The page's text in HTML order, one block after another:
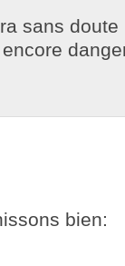
sans doute
bien: